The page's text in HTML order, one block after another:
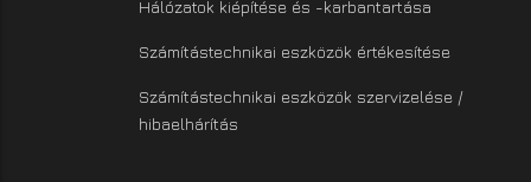
Hálózatok kiépítése és -karbantartása
Számítástechnikai eszközök értékesítése
Számítástechnikai eszközök szervizelése /
hibaelhárítás